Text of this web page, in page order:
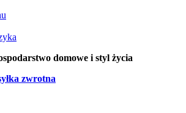
domowe i styl życia
zwrotna